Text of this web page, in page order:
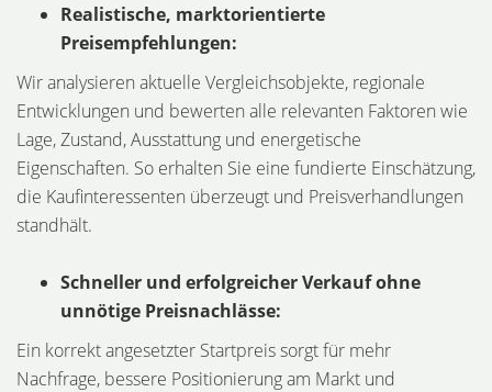
Realistische, marktorientierte
Preisempfehlungen:
Wir analysieren aktuelle Vergleichsobjekte, regionale
Entwicklungen und bewerten alle relevanten Faktoren wie
Lage, Zustand, Ausstattung und energetische
Eigenschaften. So erhalten Sie eine fundierte Einschätzung,
die Kaufinteressenten überzeugt und Preisverhandlungen
standhält.
Schneller und erfolgreicher Verkauf ohne
unnötige Preisnachlässe:
Ein korrekt angesetzter Startpreis sorgt für mehr
Nachfrage, bessere Positionierung am Markt und